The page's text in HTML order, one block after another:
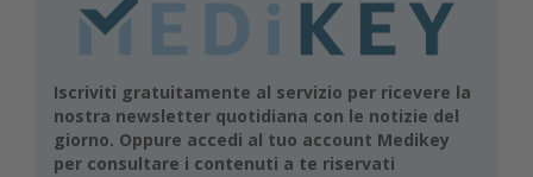
Iscriviti gratuitamente al servizio per ricevere la
nostra newsletter quotidiana con le notizie del
giorno. Oppure accedi al tuo account Medikey
per consultare i contenuti a te riservati